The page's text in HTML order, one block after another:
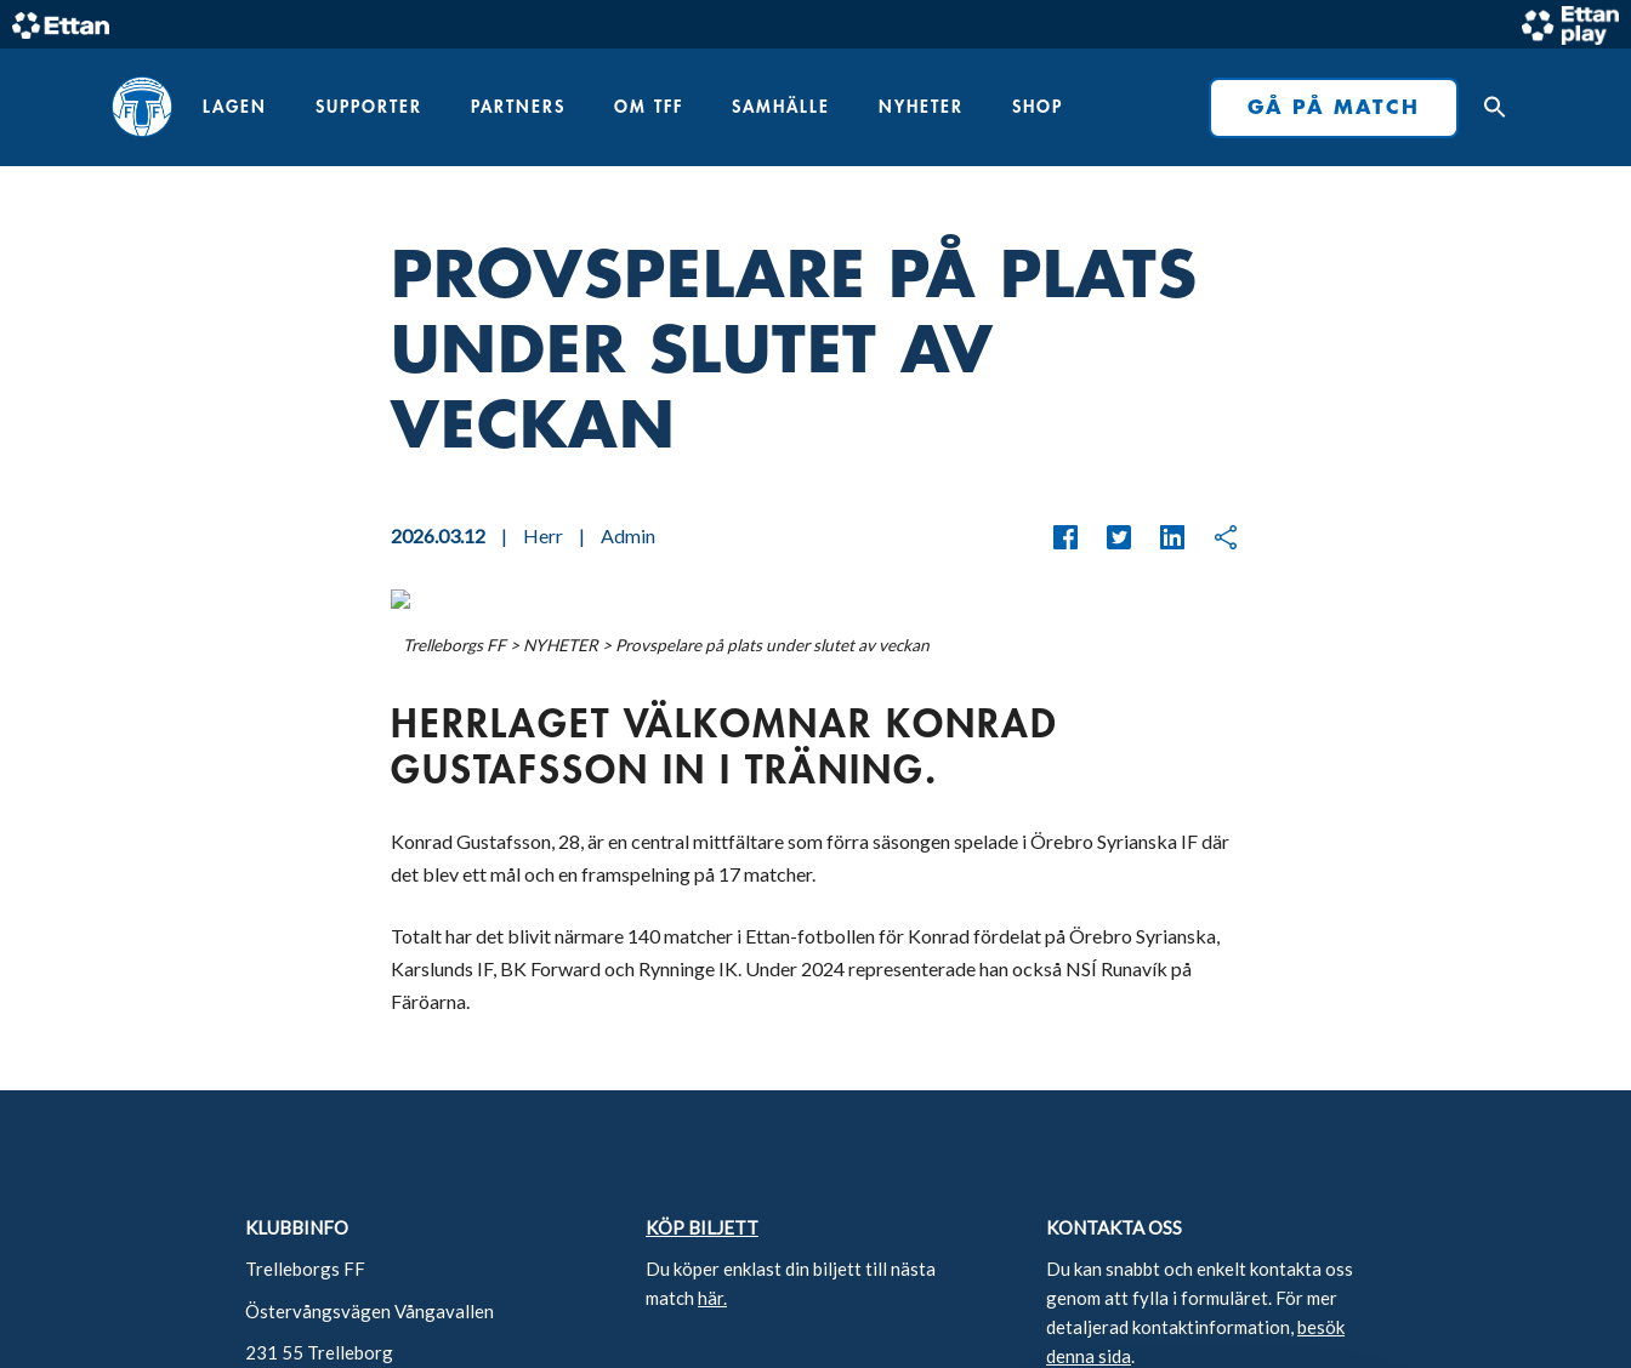
Home
LAGEN SUPPORTER PARTNERS OM TFF SAMHÄLLE NYHETER SHOP GÅ PÅ MATCH
PROVSPELARE PÅ PLATS
UNDER SLUTET AV
VECKAN
2026.03.12 | Herr | Admin
Trelleborgs FF> NYHETER> Provspelare på plats under slutet av veckan
HERRLAGET VÄLKOMNAR KONRAD
GUSTAFSSON IN I TRÄNING.
Konrad Gustafsson, 28, är en central mittfältare som förra säsongen spelade i Örebro Syrianska IF där
det blev ett mål och en framspelning på 17 matcher.
Totalt har det blivit närmare 140 matcher i Ettan-fotbollen för Konrad fördelat på Örebro Syrianska,
Karslunds IF, BK Forward och Rynninge IK. Under 2024 representerade han också NSÍ Runavík på
Färöarna.
KLUBBINFO
Trelleborgs FF
Östervångsvägen Vångavallen
231 55 Trelleborg
KÖP BILJETT
Du köper enklast din biljett till nästa
match här.
KONTAKTA OSS
Du kan snabbt och enkelt kontakta oss
genom att fylla i formuläret. För mer
detaljerad kontaktinformation,besök
denna sida.